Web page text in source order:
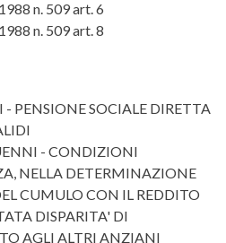
n. 509 art. 6
n. 509 art. 8
PENSIONE SOCIALE DIRETTA
- CONDIZIONI
NELLA DETERMINAZIONE
CUMULO CON IL REDDITO
DISPARITA' DI
AGLI ALTRI ANZIANI